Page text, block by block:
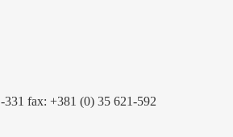
fax: +381 (0) 35 621-592